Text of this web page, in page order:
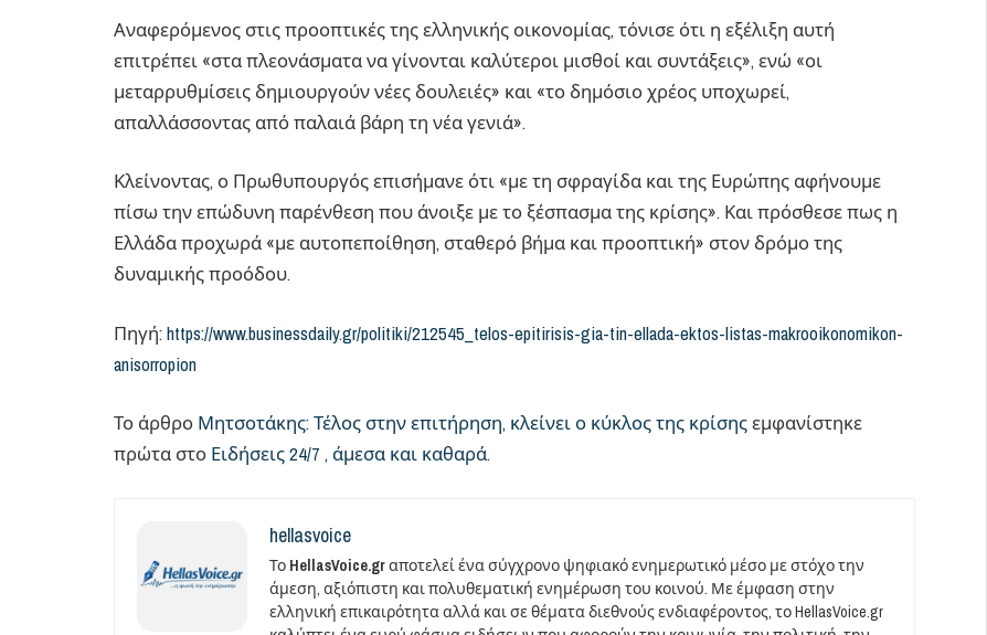
Αναφερόμενος στις προοπτικές της ελληνικής οικονομίας, τόνισε ότι η εξέλιξη αυτή
επιτρέπει «στα πλεονάσματα να γίνονται καλύτεροι μισθοί και συντάξεις», ενώ «οι
μεταρρυθμίσεις δημιουργούν νέες δουλειές» και «το δημόσιο χρέος υποχωρεί,
απαλλάσσοντας από παλαιά βάρη τη νέα γενιά».
Κλείνοντας, ο Πρωθυπουργός επισήμανε ότι «με τη σφραγίδα και της Ευρώπης αφήνουμε
πίσω την επώδυνη παρένθεση που άνοιξε με το ξέσπασμα της κρίσης». Και πρόσθεσε πως η
Ελλάδα προχωρά «με αυτοπεποίθηση, σταθερό βήμα και προοπτική» στον δρόμο της
δυναμικής προόδου.
Πηγή:https://www.businessdaily.gr/politiki/212545_telos-epitirisis-gia-tin-ellada-ektos-listas-makrooikonomikon-
anisorropion
Το άρθρο Μητσοτάκης: Τέλος στην επιτήρηση, κλείνει ο κύκλος της κρίσηςεμφανίστηκε
πρώτα στο Ειδήσεις 24/7 , άμεσα και καθαρά.
hellasvoice
Το HellasVoice.grαποτελεί ένα σύγχρονο ψηφιακό ενημερωτικό μέσο με στόχο την
άμεση, αξιόπιστη και πολυθεματική ενημέρωση του κοινού. Με έμφαση στην
ελληνική επικαιρότητα αλλά και σε θέματα διεθνούς ενδιαφέροντος, το HellasVoice.gr